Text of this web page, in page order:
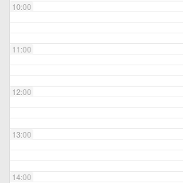
10:00
11:00
12:00
13:00
14:00